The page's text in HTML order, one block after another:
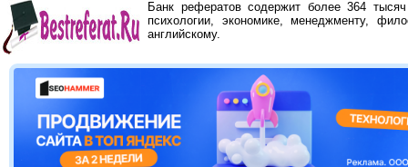
Банк рефератов содержит более 364
психологии, экономике, менеджменту,
английскому.